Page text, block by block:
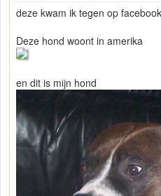
deze kwam ik tegen op
Deze hond woont in amerika
en dit is mijn hond